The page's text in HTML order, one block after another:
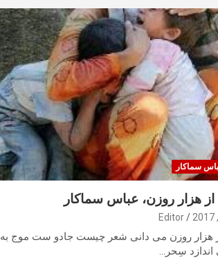
سماکار
هزار روزن، عباس سماکار
Editor
هزار روزن می دانی شعر چیست جادو ست موج به
سِحر…